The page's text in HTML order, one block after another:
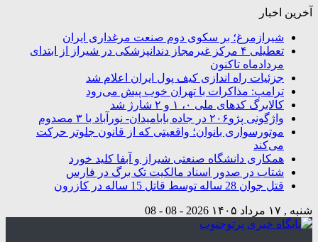
آخرین اخبار
شیرازمرغ؛ بر سکوی دوم صنعت مرغداری ایران
تعطیلی ۴ مرکز غیرمجاز دندانپزشکی در شیراز از ابتدای
مردادماه تاکنون
جزئیات راه اندازی کیف پول ایران اعلام شد
ترامپ: مذاکرات با تهران خوب پیش می‌رود
کالابرگ کدهای ملی ۰، ۱ و ۲ شارژ شد
واژگونی پژو۲۰۶ در جاده بابامیدان- نورآباد با ۳ مصدوم
موتورسواری بانوان؛ واقعیتی که از قانون جلوتر حرکت
می‌کند
همکاری دانشگاه صنعتی شیراز و آبفا کلید خورد
شتاب در صدور اسناد مالکیت تک برگ در فارس
قتل جوان 28 ساله توسط قاتل 15 ساله در کازرون
شنبه , ۱۷ مرداد ۱۴۰۵ 2026 - 08 - 08